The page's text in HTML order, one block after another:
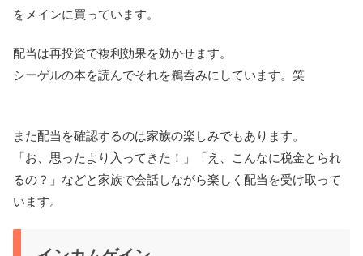
をメインに買っています。
配当は再投資で複利効果を効かせます。
シーゲルの本を読んでそれを鵜呑みにしています。笑
また配当を確認するのは家族の楽しみでもあります。
「お、思ったより入ってきた！」「え、こんなに税金とられ
るの？」などと家族で会話しながら楽しく配当を受け取って
います。